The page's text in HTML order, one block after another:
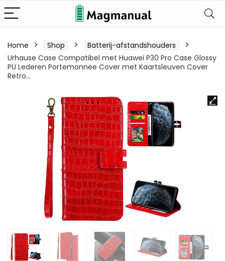
Home Shop
Batterij-afstandshouders
Urhause Case Compatibel met Huawei P30 Pro Case Glossy
PU Lederen Portemonnee Cover met Kaartsleuven Cover
Retro…